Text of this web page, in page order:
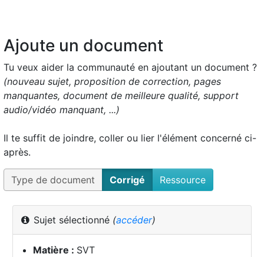
Ajoute un document
Tu veux aider la communauté en ajoutant un document ?
(nouveau sujet, proposition de correction, pages
manquantes, document de meilleure qualité, support
audio/vidéo manquant, ...)
Il te suffit de joindre, coller ou lier l'élément concerné ci-
après.
Type de document Corrigé Ressource
Sujet sélectionné (accéder)
Matière : SVT